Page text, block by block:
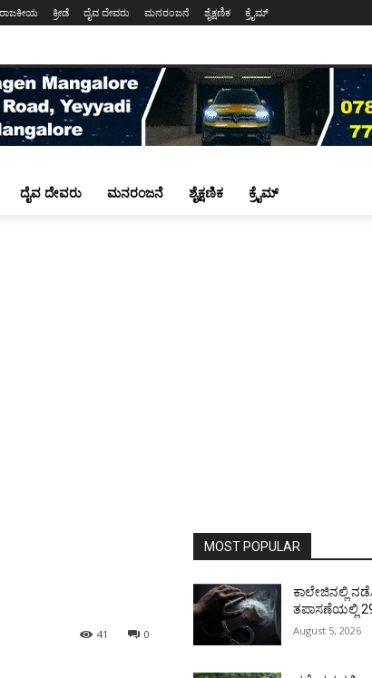
ರಾಜಕೀಯ ಕ್ರೀಡೆ ದೈವ ದೇವರು ಮನರಂಜನೆ ಶೈಕ್ಷಣಿಕ ಕ್ರೈಮ್
ದೈವ ದೇವರು ಮನರಂಜನೆ ಶೈಕ್ಷಣಿಕ ಕ್ರೈಮ್
0
41
MOST POPULAR
ಕಾಲೇಜಿನಲ್ಲಿ
ತಪಾಸಣೆಯಲ್ಲಿ
August 5, 2026